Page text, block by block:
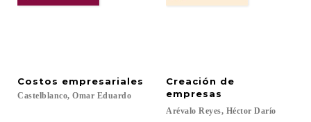
Costos empresariales
Castelblanco, Omar Eduardo
Creación de
empresas
Arévalo Reyes, Héctor Darío